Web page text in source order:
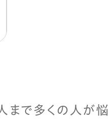
まで多くの人が悩